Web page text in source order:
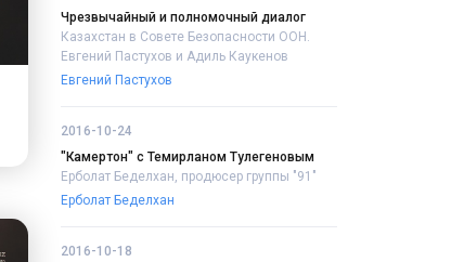
Чрезвычайный и полномочный диалог
Казахстан в Совете Безопасности ООН.
Евгений Пастухов и Адиль Каукенов
Евгений Пастухов
2016-10-24
"Камертон" с Темирланом Тулегеновым
Ерболат Беделхан, продюсер группы "91"
Ерболат Беделхан
2016-10-18